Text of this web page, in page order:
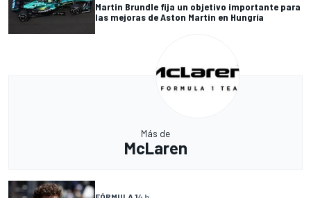
Martin Brundle fija un objetivo importante para
las mejoras de Aston Martin en Hungría
Más de
McLaren